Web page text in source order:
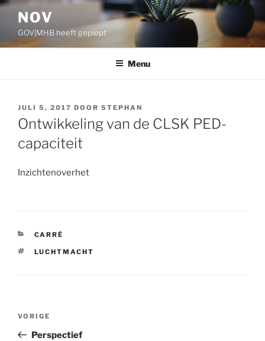
Ga
inhoud
NOV
GOV|MHB heeft gepiept
Menu
GEPLAATST
OP
JULI 5, 2017 DOOR STEPHAN
Ontwikkeling van de CLSK PED-
capaciteit
Inzichtenoverhet
CATEGORIEËN
CARRÉ
TAGS
LUCHTMACHT
Bericht
Vorig
bericht
VORIGE
Perspectief